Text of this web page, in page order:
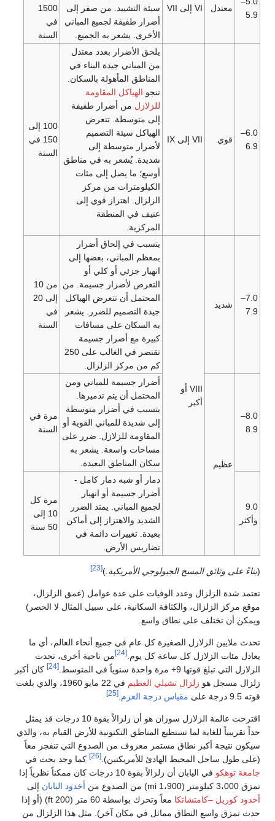
5.9
معتدل VI إلى VII
سيئة التشييد. من صفر إلى
أضرار طفيفة لجميع المباني
الأخرى. يشعر به الجميع.
1500
في
السنة
6.0–
6.9
قوي VII إلى IX
يلحق الأضرار بعدد معتدل
من المباني جيدة البناء في
المناطق المأهولة بالسكان.
تنجو الهياكل المقاومة
للزلازل من أضرار طفيفة
إلى متوسطة. تتعرض
الهياكل سيئة التصميم
لأضرار متوسطة إلى
شديدة. يُشعر به في مناطق
أوسع؛ ما يصل إلى مئات
الكيلومترات من مركز
الزلزال. اهتزاز قوي إلى
عنيف في المنطقة
المركزية.
100 إلى
150 في
السنة
7.0–
7.9
شديد
VIII أو
أكبر
يتسبب في إلحاق أضرار
بمعظم المباني، بعضها إلى
انهيار جزئي أو كلي أو
التعرض لأضرار جسيمة. من
المحتمل أن تتعرض الهياكل
جيدة التصميم للضرر. يشعر
به السكان على مسافات
كبيرة مع أضرار جسيمة
تقتصر في الغالب على 250
كم من مركز الزلزال.
من 10
إلى 20
في
السنة
8.0–
8.9
عظيم
أضرار جسيمة للمباني ومن
المحتمل أن يتم تدميرها.
يتسبب في أضرار متوسطة
إلى شديدة للمباني القوية أو
المقاومة للزلازل. ضرر على
مساحات واسعة. يشعر به
سكان المناطق البعيدة.
مرة في
السنة
9.0
وأكثر
دمار أو شبه دمار كامل -
أضرار جسيمة أو انهيار
لجميع المباني. يمتد الضرر
الشديد والاهتزاز إلى أماكن
بعيدة. تغييرات دائمة في
تضاريس الأرض.
مرة كل
10 إلى
50 سنة
بناءً على وثائق المسح الجيولوجي الأمريكية. )
[23]
تعتمد شدة الزلزال وعدد الوفيات على عدة عوامل (عمق الزلزال،
موقع مركز الزلزال، والكثافة السكانية، على سبيل المثال لا الحصر)
ويمكن أن تختلف على نطاق واسع.
تحدث ملايين الزلازل الصغيرة كل عام في جميع أنحاء العالم، أي ما
يعادل مئات الزلازل كل ساعة كل يوم.
من ناحية أخرى، تحدث
الزلازل التي تبلغ قوتها 9+ مرة واحدة سنوياً في المتوسط.
كان أكبر
زلزال مسجل هو زلزال تشيلي العظيم
في 22 مايو 1960، والذي بلغت
قوته 9.5 درجة على
مقياس درجة العزم.
اقترحت عالمة الزلازل سوزان هو أن زلزالاً بقوة 10 درجات قد يمثل
حداً تقريبياً للغاية لما تستطيع المناطق التكتونية للأرض القيام به، والذي
سيكون نتيجة أكبر نطاق مستمر معروف من الصدوع التي تنفجر معاً
(على طول ساحل المحيط الهادئ للأمريكتين).
كما وجد بحث في
جامعة توهكو
في اليابان أن زلزالاً بقوة 10 درجات كان ممكناً نظرياً إذا
تمزق 3،000 كيلومتر (1،900 mi) من الصدوع من
أخدود اليابانإلى
أخدود كوريل –كامتشاتكا
معاً وتحرك بواسطة 60 متر (200 ft) (أو إذا
حدث تمزق واسع النطاق مماثل في مكان آخر). مثل هذا الزلزال من